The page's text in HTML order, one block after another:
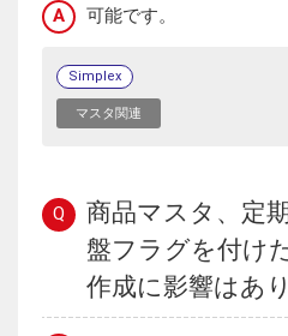
A 可能です。
Simplex
マスタ関連
Q
商品マスタ、定
盤フラグを付け
作成に影響はあ